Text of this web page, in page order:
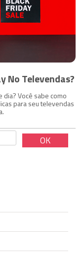
No Televendas?
dia? Você sabe como
para seu televendas